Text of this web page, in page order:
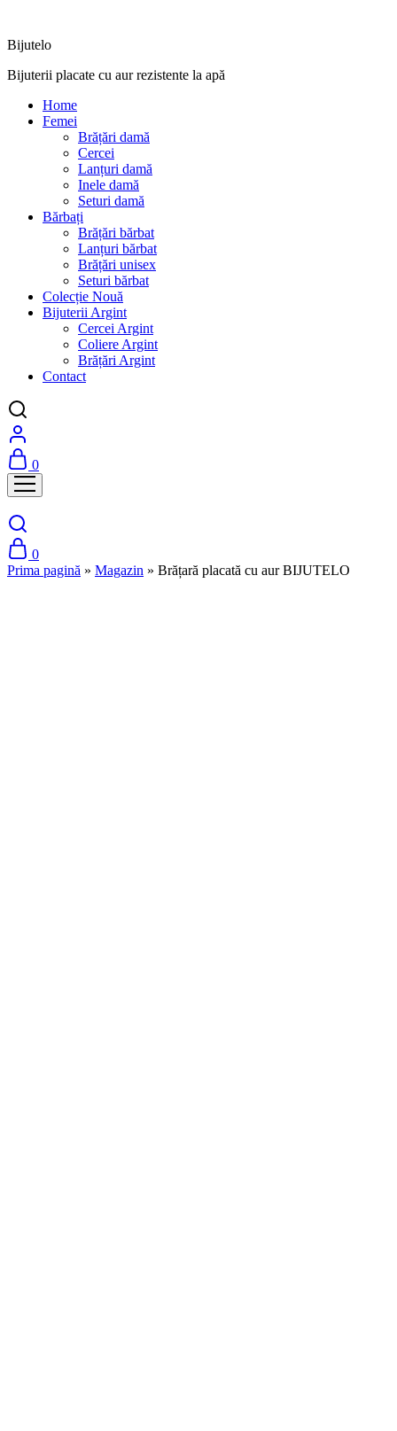
Bijutelo
Bijuterii placate cu aur rezistente la apă
Home
Femei
Brățări damă
Cercei
Lanțuri damă
Inele damă
Seturi damă
Bărbați
Brățări bărbat
Lanțuri bărbat
Brățări unisex
Seturi bărbat
Colecție Nouă
Bijuterii Argint
Cercei Argint
Coliere Argint
Brățări Argint
Contact
0
0
Prima pagină » Magazin » Brățară placată cu aur BIJUTELO